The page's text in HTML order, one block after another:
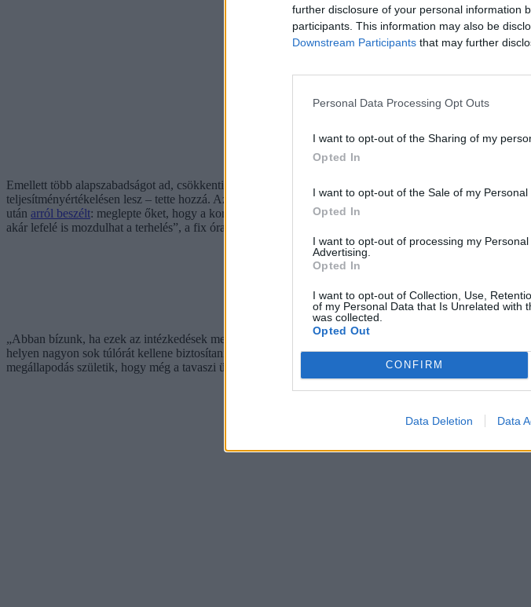
further disclosure of your personal information
participants. This information may also be
Downstream Participants that may further
Personal Data Processing Opt Outs
I want to opt-out of the Sharing of my
Opted In
I want to opt-out of the Sale of my Personal
Opted In
I want to opt-out of processing my
Advertising.
Opted In
I want to opt-out of Collection, Use,
of my Personal Data that Is Unrelated with
was collected.
Opted Out
CONFIRM
Data Deletion Data
Emellett több alapszabadságot ad, csökkenti az adminisztratív terheket is, megszűnik a kötelező
teljesítményértékelésen lesz – tette hozzá. Azonban elmondása alapján a kormány egyelőre ragaszkodik
után arról beszélt: meglepte őket, hogy a kormány továbbra sem enged a kötelező óraszámból.)
akár lefelé is mozdulhat a terhelés”, a fix óraszám pedig „van, akinek emelést jelentene, és ahol tudjuk
„Abban bízunk, ha ezek az intézkedések megvalósulnak, akkor jelentős vonzereje lesz a pályának, és
helyen nagyon sok túlórát kellene biztosítani (a szakszervezetek éppen a túlórák kifizetését szeretnék
megállapodás születik, hogy még a tavaszi ülésszakon dönthet róla a parlament”.